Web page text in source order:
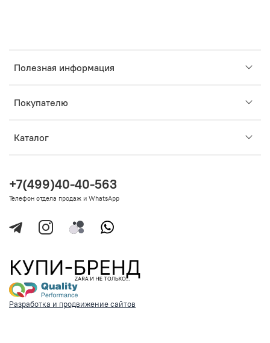
Полезная информация
Покупателю
Каталог
+7(499)40-40-563
Телефон отдела продаж и WhatsApp
Разработка и продвижение сайтов